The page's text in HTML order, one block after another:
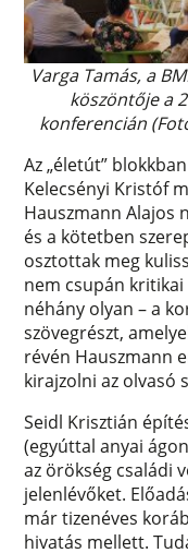
Varga Tamás, a
köszöntője a
konferencián
Az „életút”
Kelecsényi Kristóf
Hauszmann Alajos
és a kötetben
osztottak meg
nem csupán
néhány olyan – a
szövegrészt,
révén Hauszmann
kirajzolni az olvasó
Seidl Krisztián
(egyúttal anyai
az örökség családi
jelenlévőket.
már tizenéves
hivatás mellett.